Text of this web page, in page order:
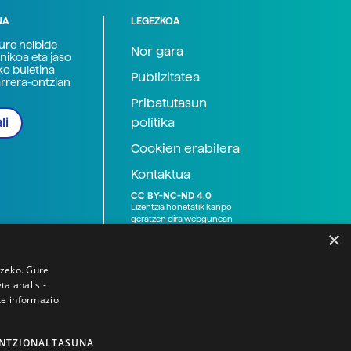
helbide
eta jaso
buletina
ontzian
LEGEZKOA
Nor gara
Publizitatea
Pribatutasun
politika
Cookien erabilera
Kontaktua
CC BY-NC-ND 4.0
Lizentzia honetatik kanpo
geratzen dira webgunean
×
Gure
analisi-
informazio